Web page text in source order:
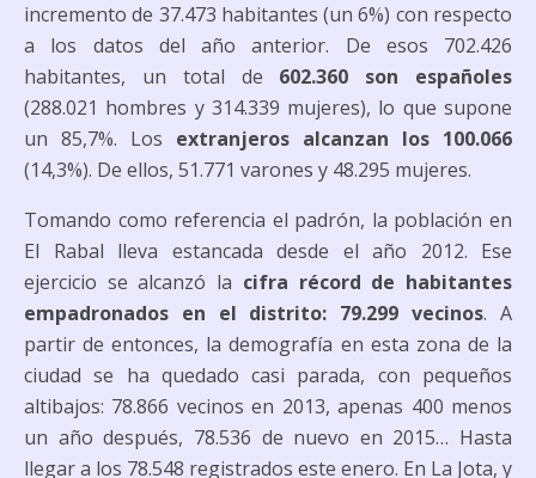
incremento de 37.473 habitantes (un 6%) con respecto
a los datos del año anterior. De esos 702.426
habitantes, un total de 602.360 son españoles
(288.021 hombres y 314.339 mujeres), lo que supone
un 85,7%. Los extranjeros alcanzan los 100.066
(14,3%). De ellos, 51.771 varones y 48.295 mujeres.
Tomando como referencia el padrón, la población en
El Rabal lleva estancada desde el año 2012. Ese
ejercicio se alcanzó la cifra récord de habitantes
empadronados en el distrito: 79.299 vecinos. A
partir de entonces, la demografía en esta zona de la
ciudad se ha quedado casi parada, con pequeños
altibajos: 78.866 vecinos en 2013, apenas 400 menos
un año después, 78.536 de nuevo en 2015… Hasta
llegar a los 78.548 registrados este enero. En La Jota, y